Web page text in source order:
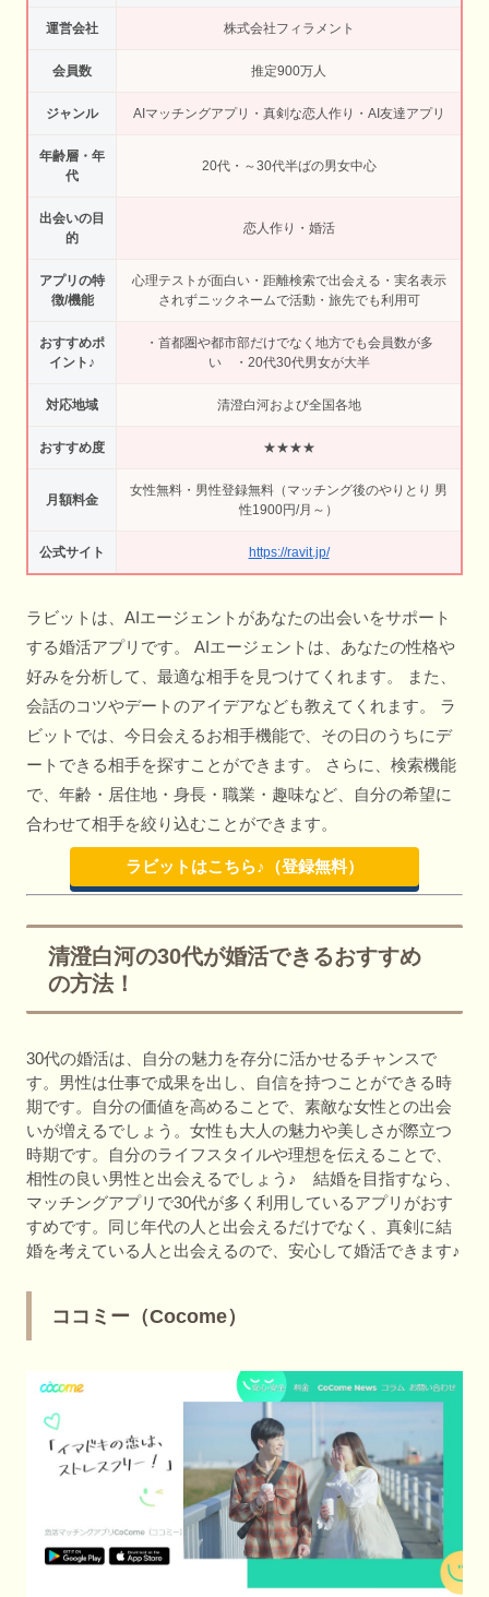
運営会社 株式会社フィラメント
会員数 推定900万人
ジャンル AIマッチングアプリ・真剣な恋人作り・AI友達アプリ
年齢層・年
代
20代・～30代半ばの男女中心
出会いの目
的
恋人作り・婚活
アプリの特
徴/機能
心理テストが面白い・距離検索で出会える・実名表示
されずニックネームで活動・旅先でも利用可
おすすめポ
イント♪
・首都圏や都市部だけでなく地方でも会員数が多
い ・20代30代男女が大半
対応地域 清澄白河および全国各地
おすすめ度 ★★★★
月額料金
女性無料・男性登録無料（マッチング後のやりとり 男
性1900円/月～）
公式サイト https://ravit.jp/
ラビットは、AIエージェントがあなたの出会いをサポート
する婚活アプリです。 AIエージェントは、あなたの性格や
好みを分析して、最適な相手を見つけてくれます。 また、
会話のコツやデートのアイデアなども教えてくれます。 ラ
ビットでは、今日会えるお相手機能で、その日のうちにデ
ートできる相手を探すことができます。 さらに、検索機能
で、年齢・居住地・身長・職業・趣味など、自分の希望に
合わせて相手を絞り込むことができます。
ラビットはこちら♪（登録無料）
清澄白河の30代が婚活できるおすすめ
の方法！
30代の婚活は、自分の魅力を存分に活かせるチャンスで
す。男性は仕事で成果を出し、自信を持つことができる時
期です。自分の価値を高めることで、素敵な女性との出会
いが増えるでしょう。女性も大人の魅力や美しさが際立つ
時期です。自分のライフスタイルや理想を伝えることで、
相性の良い男性と出会えるでしょう♪ 結婚を目指すなら、
マッチングアプリで30代が多く利用しているアプリがおす
すめです。同じ年代の人と出会えるだけでなく、真剣に結
婚を考えている人と出会えるので、安心して婚活できます♪
ココミー（Cocome）